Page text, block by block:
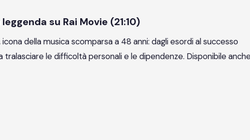
su Rai Movie (21:10)
della musica scomparsa a 48 anni: dagli esordi al successo
le difficoltà personali e le dipendenze. Disponibile